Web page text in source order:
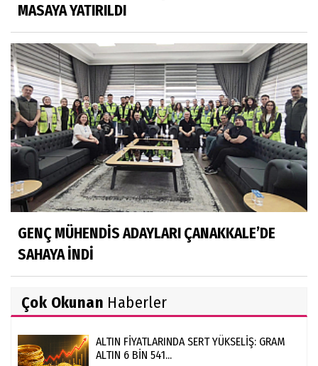
MASAYA YATIRILDI
GENÇ MÜHENDİS ADAYLARI ÇANAKKALE’DE
SAHAYA İNDİ
Çok Okunan Haberler
ALTIN FİYATLARINDA SERT YÜKSELİŞ: GRAM
ALTIN 6 BİN 541...